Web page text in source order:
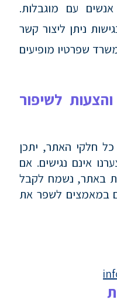
עם מוגבלות.
ניתן ליצור קשר
שפרטיו מופיעים
לשיפור
חלקי האתר, יתכן
אינם נגישים. אם
באתר, נשמח לקבל
במאמצים לשפר את